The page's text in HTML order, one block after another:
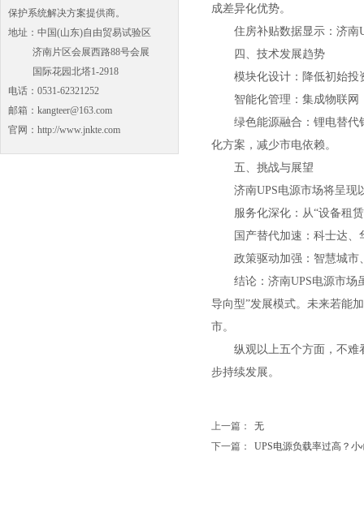
成差异化优势。
住房补贴数据显示：济南
四、技术发展趋势
模块化设计：降低初始投
智能化管理：集成物联
绿色能源融合：锂电替代
化方案，减少市电依赖。
五、挑战与展望
济南UPS电源市场将呈现
服务化深化：从“设备租
国产替代加速：科士达
政策驱动加强：智慧城市
结论：济南UPS电源市场
导向型”发展模式。未来若能
市。
纵观以上五个方面，不难
步持续发展。
上一篇：
无
下一篇：
UPS电源负载率过高？
保护系统解决方案提供商。
地址：中国(山东)自由贸易试验区
济南片区会展西路88号会展
国际花园北塔1-2918
电话：0531-62321252
邮箱：kangteer@163.com
官网：http://www.jnkte.com